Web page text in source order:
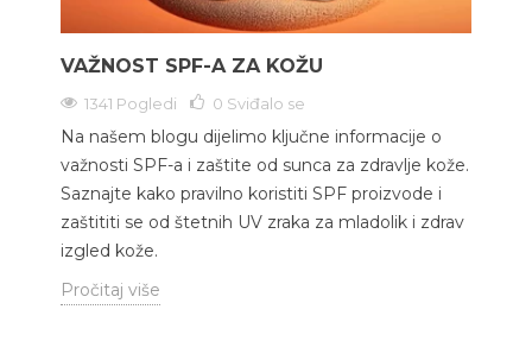
VAŽNOST SPF-A ZA KOŽU
1341 Pogledi 0 Sviđalo se
Na našem blogu dijelimo ključne informacije o
važnosti SPF-a i zaštite od sunca za zdravlje kože.
Saznajte kako pravilno koristiti SPF proizvode i
zaštititi se od štetnih UV zraka za mladolik i zdrav
izgled kože.
Pročitaj više